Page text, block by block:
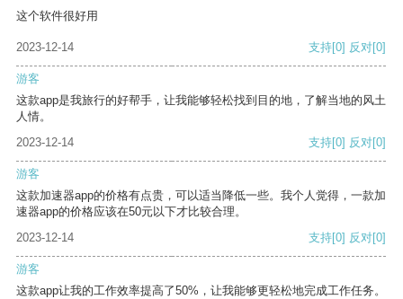
这个软件很好用
2023-12-14 支持[0] 反对[0]
游客
这款app是我旅行的好帮手，让我能够轻松找到目的地，了解当地的风土
人情。
2023-12-14
支持[0] 反对[0]
游客
这款加速器app的价格有点贵，可以适当降低一些。我个人觉得，一款加
速器app的价格应该在50元以下才比较合理。
2023-12-14
支持[0] 反对[0]
游客
这款app让我的工作效率提高了50%，让我能够更轻松地完成工作任务。